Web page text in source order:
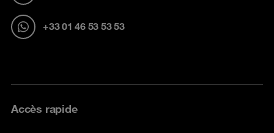
+33 01 46 53 53 53
Accès rapide